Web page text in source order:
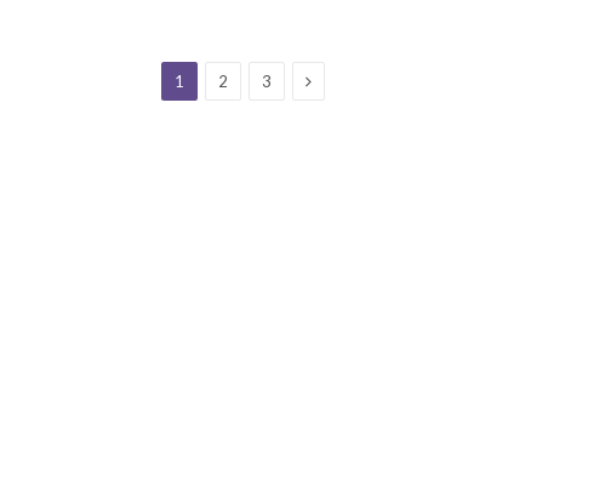
1 2 3 Next